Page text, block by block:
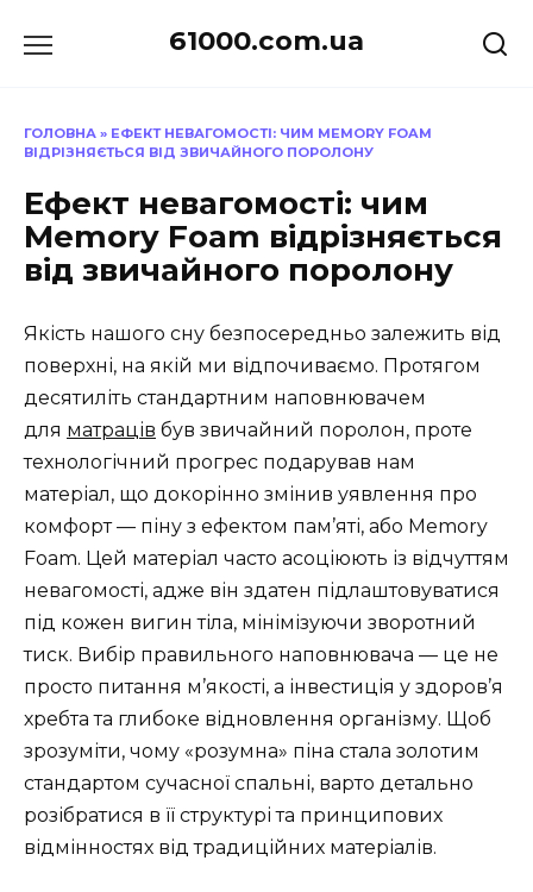
до
61000.com.ua
ГОЛОВНА » ЕФЕКТ НЕВАГОМОСТІ: ЧИМ MEMORY FOAM
ВІДРІЗНЯЄТЬСЯ ВІД ЗВИЧАЙНОГО ПОРОЛОНУ
Ефект невагомості: чим
Memory Foam відрізняється
від звичайного поролону
Якість нашого сну безпосередньо залежить від
поверхні, на якій ми відпочиваємо. Протягом
десятиліть стандартним наповнювачем
для матраців був звичайний поролон, проте
технологічний прогрес подарував нам
матеріал, що докорінно змінив уявлення про
комфорт — піну з ефектом пам’яті, або Memory
Foam. Цей матеріал часто асоціюють із відчуттям
невагомості, адже він здатен підлаштовуватися
під кожен вигин тіла, мінімізуючи зворотний
тиск. Вибір правильного наповнювача — це не
просто питання м’якості, а інвестиція у здоров’я
хребта та глибоке відновлення організму. Щоб
зрозуміти, чому «розумна» піна стала золотим
стандартом сучасної спальні, варто детально
розібратися в її структурі та принципових
відмінностях від традиційних матеріалів.